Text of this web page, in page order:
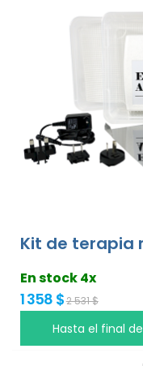
Kit de terapia
En stock 4x
1 358 $2 531 $
Hasta el final